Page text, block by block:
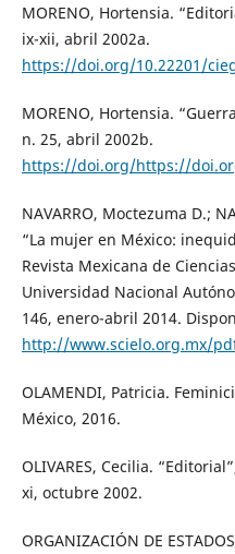
MORENO, Hortensia.
ix-xii, abril 2002a.
https://doi.org/10.22201/
MORENO, Hortensia.
n. 25, abril 2002b.
https://doi.org/https://
NAVARRO, Moctezuma D.;
“La mujer en México:
Revista Mexicana de
Universidad Nacional
146, enero-abril 2014.
http://www.scielo.org.mx/
OLAMENDI, Patricia.
México, 2016.
OLIVARES, Cecilia.
xi, octubre 2002.
ORGANIZACIÓN DE